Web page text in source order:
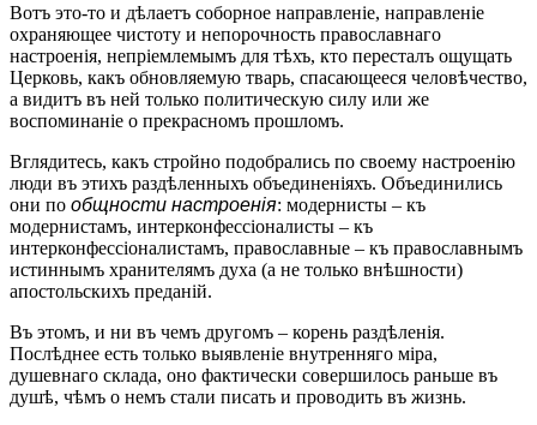
Вотъ это-то и дѣлаетъ соборное направленіе, направленіе
охраняющее чистоту и непорочность православнаго
настроенія, непріемлемымъ для тѣхъ, кто пересталъ ощущать
Церковь, какъ обновляемую тварь, спасающееся человѣчество,
а видитъ въ ней только политическую силу или же
воспоминаніе о прекрасномъ прошломъ.
Вглядитесь, какъ стройно подобрались по своему настроенію
люди въ этихъ раздѣленныхъ объединеніяхъ. Объединились
они по общности настроенія: модернисты – къ
модернистамъ, интерконфессіоналисты – къ
интерконфессіоналистамъ, православные – къ православнымъ
истиннымъ хранителямъ духа (а не только внѣшности)
апостольскихъ преданій.
Въ этомъ, и ни въ чемъ другомъ – корень раздѣленія.
Послѣднее есть только выявленіе внутренняго міра,
душевнаго склада, оно фактически совершилось раньше въ
душѣ, чѣмъ о немъ стали писать и проводить въ жизнь.